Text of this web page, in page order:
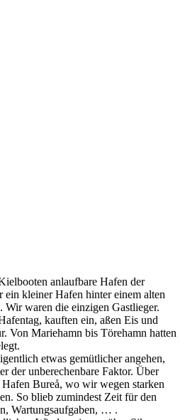
anlaufbare Hafen der
ein kleiner Hafen hinter einem alten
Wir waren die einzigen Gastlieger.
kauften ein, aßen Eis und
Von Mariehamn bis Törehamn hatten
etwas gemütlicher angehen,
der unberechenbare Faktor. Über
Bureå, wo wir wegen starken
So blieb zumindest Zeit für den
Wartungsaufgaben, … .